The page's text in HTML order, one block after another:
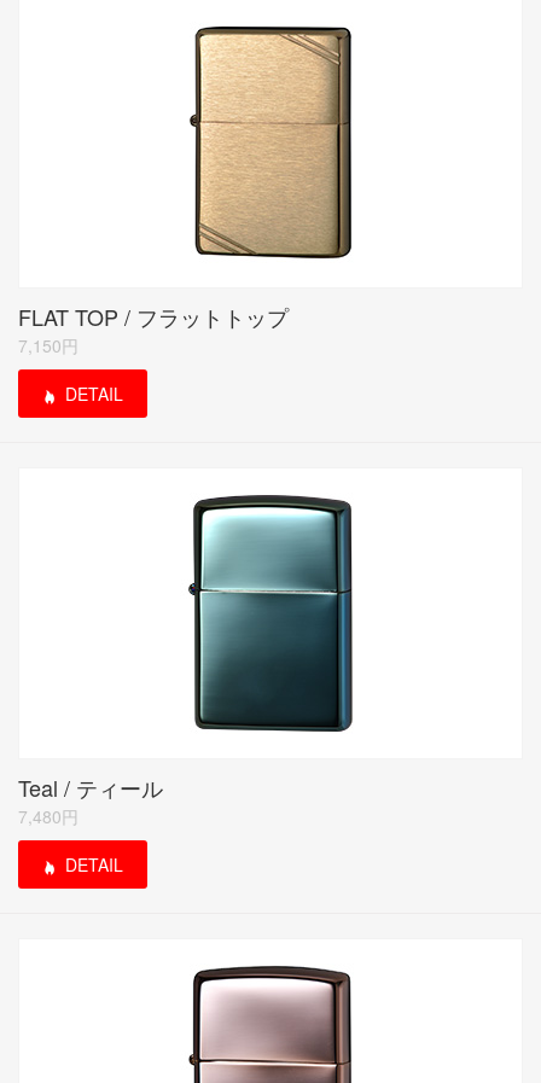
FLAT TOP / フラットトップ
7,150円
DETAIL
Teal / ティール
7,480円
DETAIL